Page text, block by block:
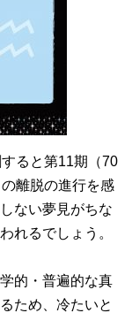
ると第11期（70
離脱の進行を感
ない夢見がちな
れるでしょう。
的・普遍的な真
ため、冷たいと